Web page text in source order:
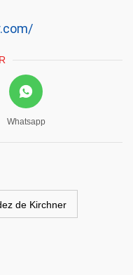
Whatsapp
de Kirchner